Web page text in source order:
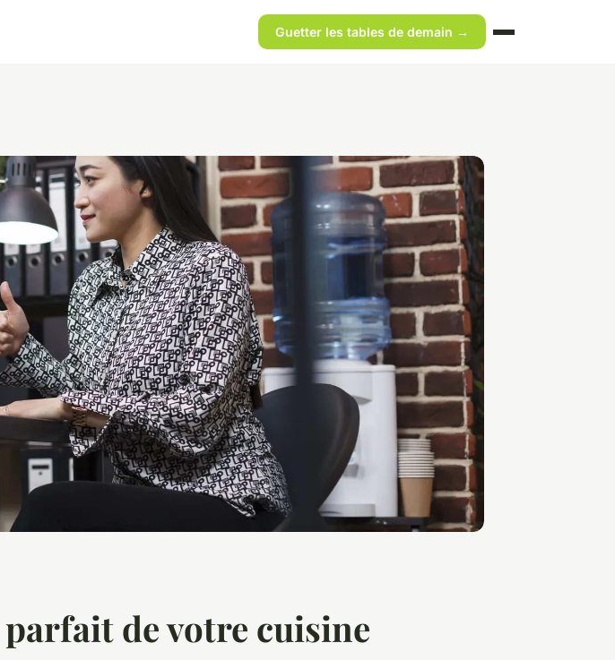
Guetter les tables de demain →
de votre cuisine